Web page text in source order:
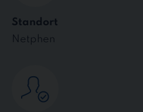
Standort
Netphen